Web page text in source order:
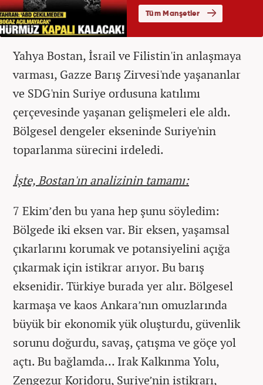
Yahya Bostan, İsrail ve Filistin'in anlaşmaya
varması, Gazze Barış Zirvesi'nde yaşananlar
ve SDG'nin Suriye ordusuna katılımı
çerçevesinde yaşanan gelişmeleri ele aldı.
Bölgesel dengeler ekseninde Suriye'nin
toparlanma sürecini irdeledi.
İşte, Bostan'ın analizinin tamamı:
7 Ekim’den bu yana hep şunu söyledim:
Bölgede iki eksen var. Bir eksen, yaşamsal
çıkarlarını korumak ve potansiyelini açığa
çıkarmak için istikrar arıyor. Bu barış
eksenidir. Türkiye burada yer alır. Bölgesel
karmaşa ve kaos Ankara’nın omuzlarında
büyük bir ekonomik yük oluşturdu, güvenlik
sorunu doğurdu, savaş, çatışma ve göçe yol
açtı. Bu bağlamda… Irak Kalkınma Yolu,
Zengezur Koridoru, Suriye’nin istikrarı,